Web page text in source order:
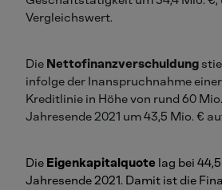
Vergleichswert.
Die Nettofinanzverschuldung
infolge der Inanspruchnahme
Kreditlinie in Höhe von rund 60
Jahresende 2021 um 43,5 Mio. €
Die Eigenkapitalquote lag bei
Jahresende 2021. Damit ist die